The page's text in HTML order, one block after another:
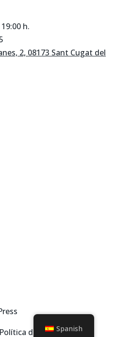
h.
2, 08173 Sant Cugat del
Política de Privacidad
Spanish